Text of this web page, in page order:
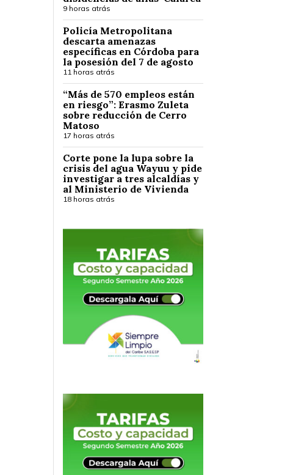
9 horas atrás
Policía Metropolitana
descarta amenazas
específicas en Córdoba para
la posesión del 7 de agosto
11 horas atrás
“Más de 570 empleos están
en riesgo”: Erasmo Zuleta
sobre reducción de Cerro
Matoso
17 horas atrás
Corte pone la lupa sobre la
crisis del agua Wayuu y pide
investigar a tres alcaldías y
al Ministerio de Vivienda
18 horas atrás